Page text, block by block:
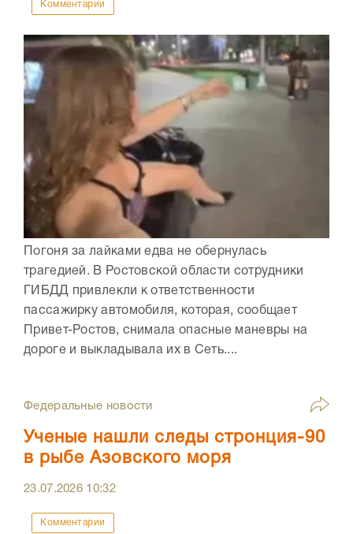
Комментарии
Погоня за лайками едва не обернулась
трагедией. В Ростовской области сотрудники
ГИБДД привлекли к ответственности
пассажирку автомобиля, которая, сообщает
Привет-Ростов, снимала опасные маневры на
дороге и выкладывала их в Сеть....
Федеральные новости
Ученые нашли следы стронция-90
в рыбе Азовского моря
23.07.2026 10:32
Комментарии